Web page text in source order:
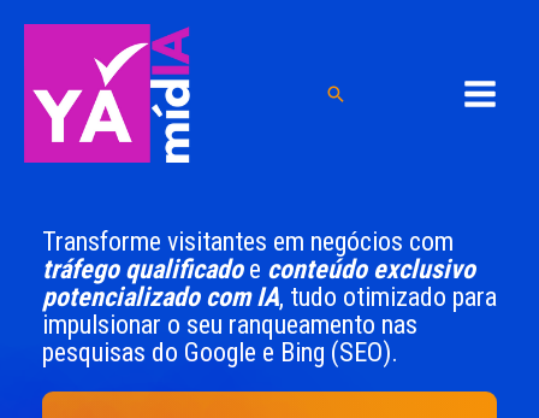
conteúdo
Pesquisar
Transforme visitantes em negócios com
tráfego qualificadoe conteúdo exclusivo
potencializado com IA, tudo otimizado para
impulsionar o seu ranqueamento nas
pesquisas do Google e Bing (SEO).